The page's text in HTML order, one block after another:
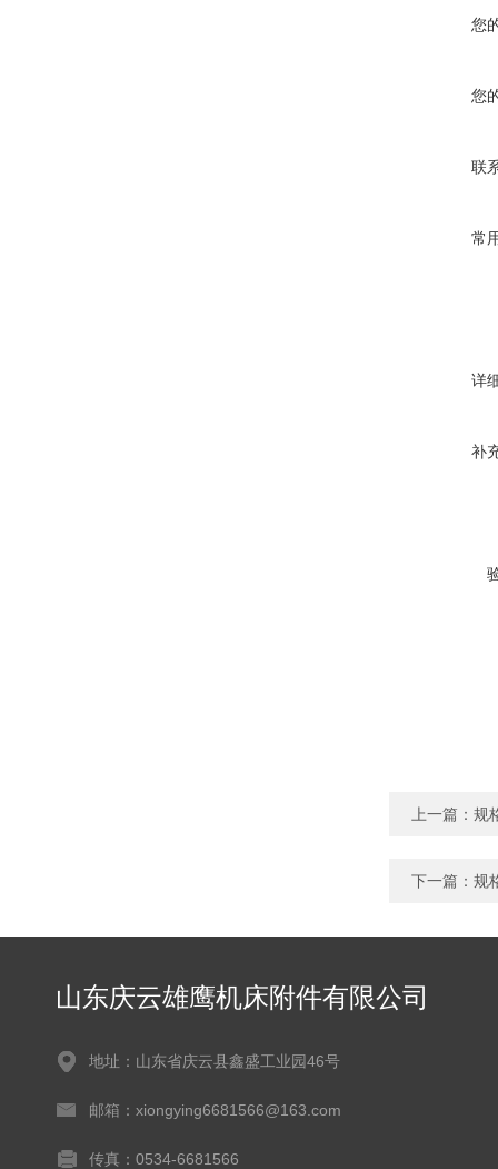
您
您
联
常
详
补
上一篇： 规
下一篇： 规
山东庆云雄鹰机床附件有限公司
地址：山东省庆云县鑫盛工业园46号
邮箱：xiongying6681566@163.com
传真：0534-6681566